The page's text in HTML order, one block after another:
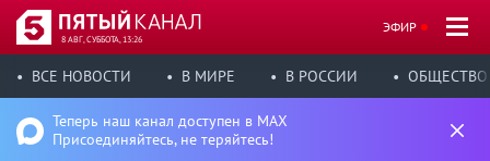
8 АВГ, СУББОТА, 13:26
ЭФИР
ВСЕ НОВОСТИ В МИРЕ В РОССИИ ОБЩЕСТВО
Теперь наш канал доступен в MAX
Присоединяйтесь, не теряйтесь!